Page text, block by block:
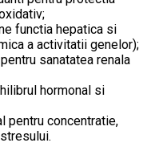
functia hepatica si
a activitatii genelor);
sanatatea renala
hormonal si
pentru concentratie,